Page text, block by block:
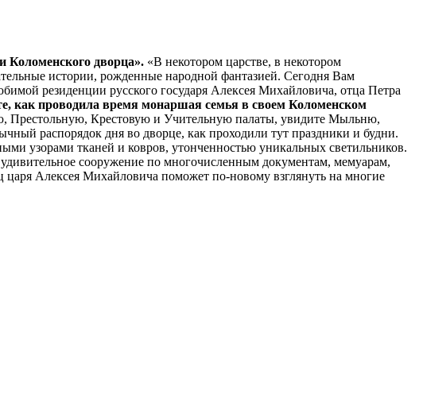
дворца». «В некотором царстве, в некотором
истории, рожденные народной фантазией. Сегодня Вам
резиденции русского государя Алексея Михайловича, отца Петра
как проводила время монаршая семья в своем Коломенском
Престольную, Крестовую и Учительную палаты, увидите Мыльню,
распорядок дня во дворце, как проходили тут праздники и будни.
узорами тканей и ковров, утонченностью уникальных светильников.
сооружение по многочисленным документам, мемуарам,
Алексея Михайловича поможет по-новому взглянуть на многие